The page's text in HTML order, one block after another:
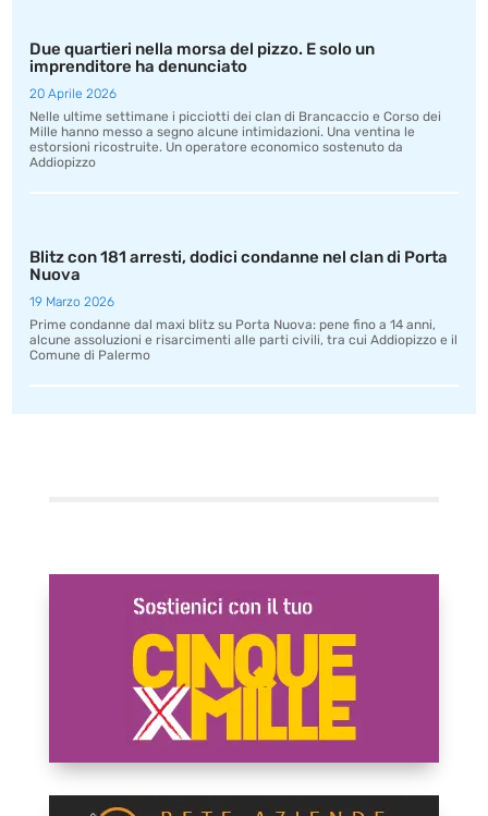
Due quartieri nella morsa del pizzo. E solo un
imprenditore ha denunciato
20 Aprile 2026
Nelle ultime settimane i picciotti dei clan di Brancaccio e Corso dei
Mille hanno messo a segno alcune intimidazioni. Una ventina le
estorsioni ricostruite. Un operatore economico sostenuto da
Addiopizzo
Blitz con 181 arresti, dodici condanne nel clan di Porta
Nuova
19 Marzo 2026
Prime condanne dal maxi blitz su Porta Nuova: pene fino a 14 anni,
alcune assoluzioni e risarcimenti alle parti civili, tra cui Addiopizzo e il
Comune di Palermo